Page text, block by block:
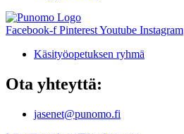
Facebook-f PinterestYoutube Instagram
Käsityöopetuksen ryhmä
Ota yhteyttä:
jasenet@punomo.fi